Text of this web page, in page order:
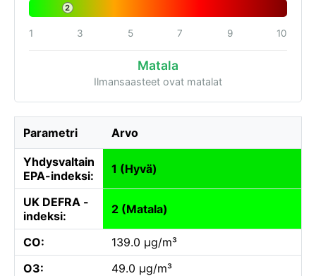
2
1 3 5 7 9 10
Matala
Ilmansaasteet ovat matalat
Parametri Arvo
Yhdysvaltain
EPA-indeksi:
1 (Hyvä)
UK DEFRA -
indeksi:
2 (Matala)
CO:
139.0 µg/m³
O3:
49.0 µg/m³